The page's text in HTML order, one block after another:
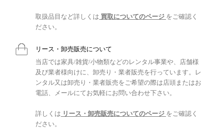
取扱品目など詳しくは 買取についてのページ をご確認く
ださい。
リース・卸売販売について
当店では家具/雑貨/小物類などのレンタル事業や、店舗様
及び業者様向けに、卸売り・業者販売を行っています。レ
ンタル又は卸売り・業者販売をご希望の際は店頭またはお
電話、メールにてお気軽にお問い合わせ下さい。
詳しくは リース・卸売販売についてのページ をご確認く
ださい。